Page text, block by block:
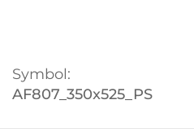
Symbol:
AF807_350x525_PS